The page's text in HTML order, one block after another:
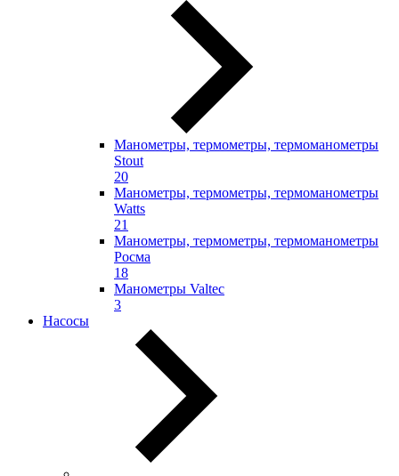
Манометры, термометры, термоманометры
Stout
20
Манометры, термометры, термоманометры
Watts
21
Манометры, термометры, термоманометры
Росма
18
Манометры Valtec
3
Насосы